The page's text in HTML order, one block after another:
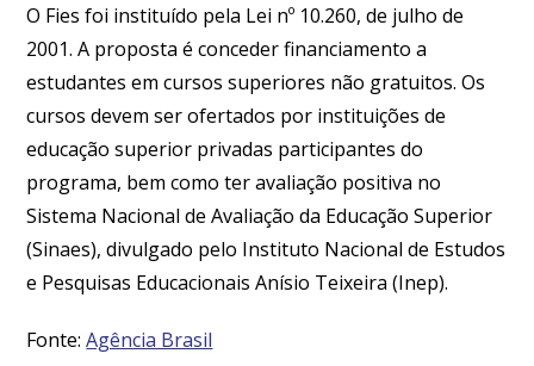
O Fies foi instituído pela Lei nº 10.260, de julho de
2001. A proposta é conceder financiamento a
estudantes em cursos superiores não gratuitos. Os
cursos devem ser ofertados por instituições de
educação superior privadas participantes do
programa, bem como ter avaliação positiva no
Sistema Nacional de Avaliação da Educação Superior
(Sinaes), divulgado pelo Instituto Nacional de Estudos
e Pesquisas Educacionais Anísio Teixeira (Inep).
Fonte:Agência Brasil